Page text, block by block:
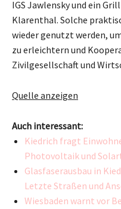
IGS Jawlensky und ein
Klarenthal. Solche
wieder genutzt werden,
zu erleichtern und
Zivilgesellschaft und
Quelle anzeigen
Auch interessant:
Kiedrich fragt
Photovoltaik und
Glasfaserausbau in
Letzte Straßen und
Wiesbaden warnt vor